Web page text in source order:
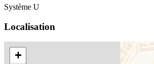
Système U
Localisation
+